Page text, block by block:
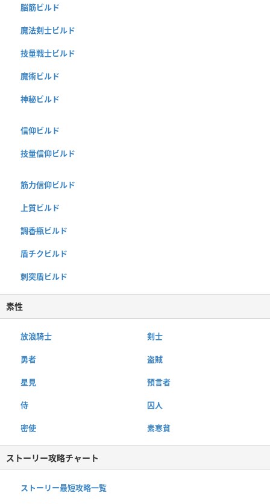
脳筋ビルド
魔法剣士ビルド
技量戦士ビルド
魔術ビルド
神秘ビルド
信仰ビルド
技量信仰ビルド
筋力信仰ビルド
上質ビルド
調香瓶ビルド
盾チクビルド
刺突盾ビルド
素性
放浪騎士 剣士
勇者 盗賊
星見 預言者
侍 囚人
密使 素寒貧
ストーリー攻略チャート
ストーリー最短攻略一覧